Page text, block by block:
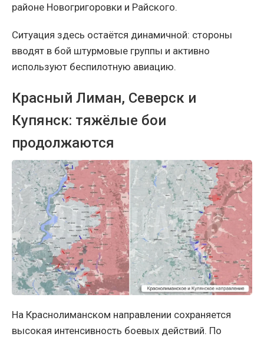
районе Новогригоровки и Райского.
Ситуация здесь остаётся динамичной: стороны
вводят в бой штурмовые группы и активно
используют беспилотную авиацию.
Красный Лиман, Северск и
Купянск: тяжёлые бои
продолжаются
На Краснолиманском направлении сохраняется
высокая интенсивность боевых действий. По